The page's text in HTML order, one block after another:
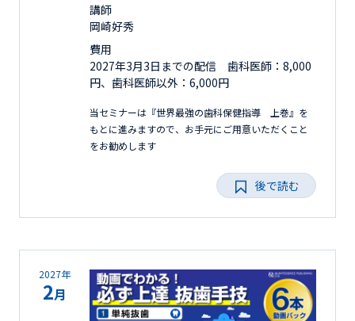
講師
岡崎好秀
費用
2027年3月3日までの配信 歯科医師：8,000
円、歯科医師以外：6,000円
当セミナーは『世界最強の歯科保健指導 上巻』を
もとに進みますので、お手元にご用意いただくこと
をお勧めします
後で読む
2027年
2月